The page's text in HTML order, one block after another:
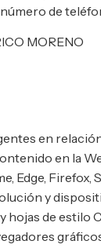
de
MORENO
en
en la
Edge, Firefox,
y
de estilo